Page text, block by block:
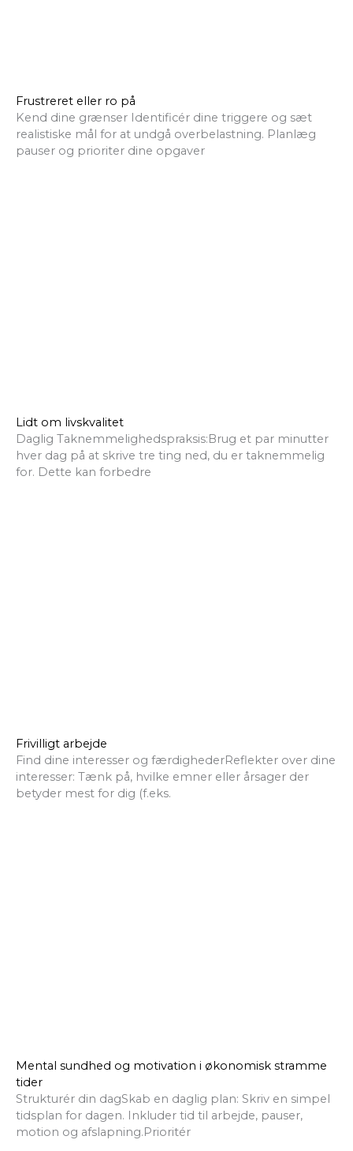
Frustreret eller ro på
Kend dine grænser Identificér dine triggere og sæt
realistiske mål for at undgå overbelastning. Planlæg
pauser og prioriter dine opgaver
Lidt om livskvalitet
Daglig Taknemmelighedspraksis:Brug et par minutter
hver dag på at skrive tre ting ned, du er taknemmelig
for. Dette kan forbedre
Frivilligt arbejde
Find dine interesser og færdighederReflekter over dine
interesser: Tænk på, hvilke emner eller årsager der
betyder mest for dig (f.eks.
Mental sundhed og motivation i økonomisk stramme
tider
Strukturér din dagSkab en daglig plan: Skriv en simpel
tidsplan for dagen. Inkluder tid til arbejde, pauser,
motion og afslapning.Prioritér